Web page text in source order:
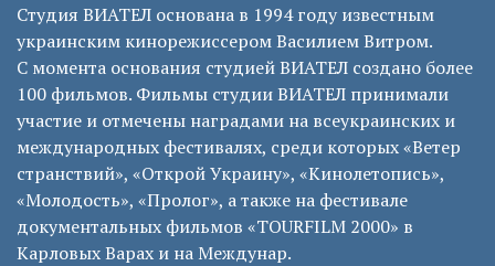
Студия ВИАТЕЛ основана в 1994 году известным
украинским кинорежиссером Василием Витром.
С момента основания студией ВИАТЕЛ создано более
100 фильмов. Фильмы студии ВИАТЕЛ принимали
участие и отмечены наградами на всеукраинских и
международных фестивалях, среди которых «Ветер
странствий», «Открой Украину», «Кинолетопись»,
«Молодость», «Пролог», а также на фестивале
документальных фильмов «TOURFILM 2000» в
Карловых Варах и на Междунар.